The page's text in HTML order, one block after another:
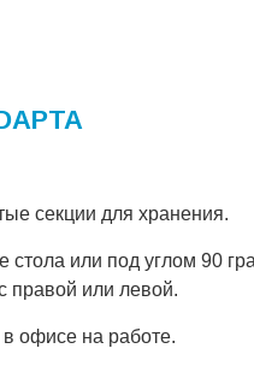
секции для хранения.
или под углом 90
правой или левой.
офисе на работе.